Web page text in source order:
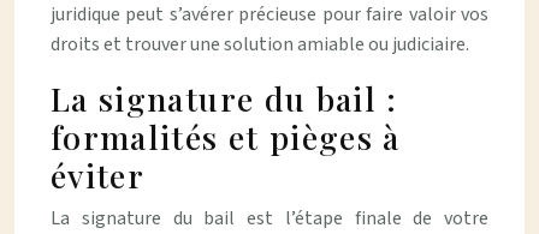
juridique peut s’avérer précieuse pour faire valoir vos
droits et trouver une solution amiable ou judiciaire.
La signature du bail :
formalités et pièges à
éviter
La signature du bail est l’étape finale de votre